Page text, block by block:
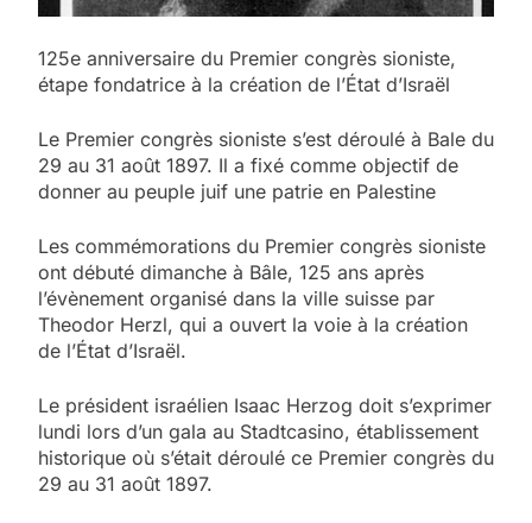
125e anniversaire du Premier congrès sioniste,
étape fondatrice à la création de l’État d’Israël
Le Premier congrès sioniste s’est déroulé à Bale du
29 au 31 août 1897. Il a fixé comme objectif de
donner au peuple juif une patrie en Palestine
Les commémorations du Premier congrès sioniste
ont débuté dimanche à Bâle, 125 ans après
l’évènement organisé dans la ville suisse par
Theodor Herzl, qui a ouvert la voie à la création
de l’État d’Israël.
Le président israélien Isaac Herzog doit s’exprimer
lundi lors d’un gala au Stadtcasino, établissement
historique où s’était déroulé ce Premier congrès du
29 au 31 août 1897.